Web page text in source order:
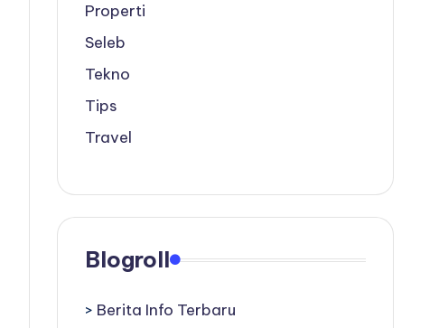
Properti
Seleb
Tekno
Tips
Travel
Blogroll
> Berita Info Terbaru